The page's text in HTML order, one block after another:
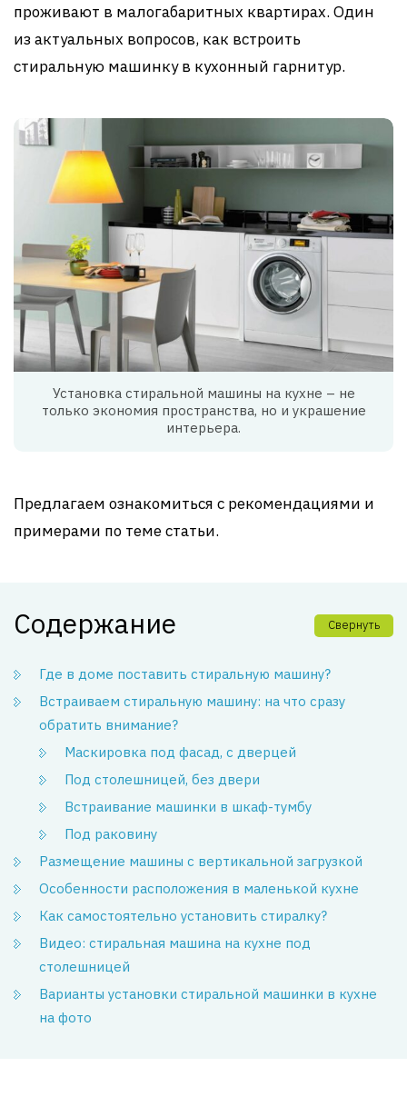
проживают в малогабаритных квартирах. Один
из актуальных вопросов, как встроить
стиральную машинку в кухонный гарнитур.
Установка стиральной машины на кухне – не
только экономия пространства, но и украшение
интерьера.
Предлагаем ознакомиться с рекомендациями и
примерами по теме статьи.
Содержание Свернуть
Где в доме поставить стиральную машину?
Встраиваем стиральную машину: на что сразу
обратить внимание?
Маскировка под фасад, с дверцей
Под столешницей, без двери
Встраивание машинки в шкаф-тумбу
Под раковину
Размещение машины с вертикальной загрузкой
Особенности расположения в маленькой кухне
Как самостоятельно установить стиралку?
Видео: стиральная машина на кухне под
столешницей
Варианты установки стиральной машинки в кухне
на фото